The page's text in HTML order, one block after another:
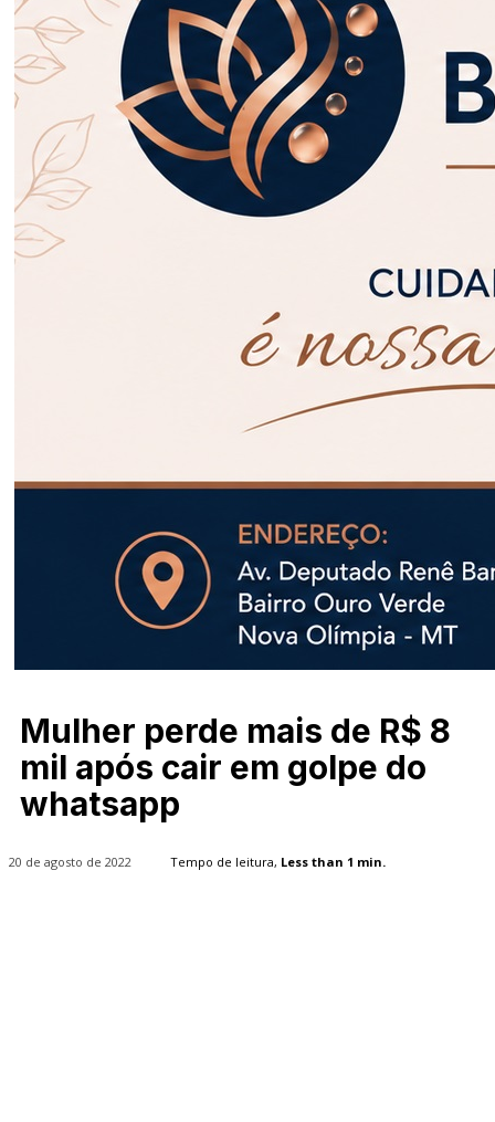
Mulher perde mais de R$ 8
mil após cair em golpe do
whatsapp
20 de agosto de 2022 Tempo de leitura, Less than 1 min.